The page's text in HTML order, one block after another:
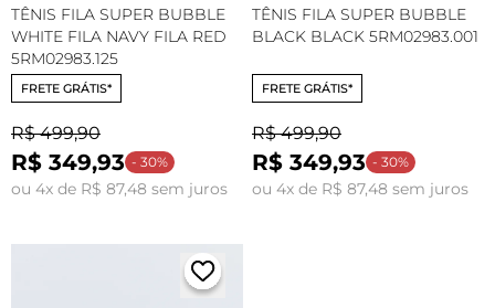
TÊNIS FILA SUPER BUBBLE
WHITE FILA NAVY FILA RED
5RM02983.125
FRETE GRÁTIS*
R$ 499,90
R$ 349,93 - 30%
ou 4x de R$ 87,48 sem juros
TÊNIS FILA SUPER BUBBLE
BLACK BLACK 5RM02983.001
FRETE GRÁTIS*
R$ 499,90
R$ 349,93 - 30%
ou 4x de R$ 87,48 sem juros